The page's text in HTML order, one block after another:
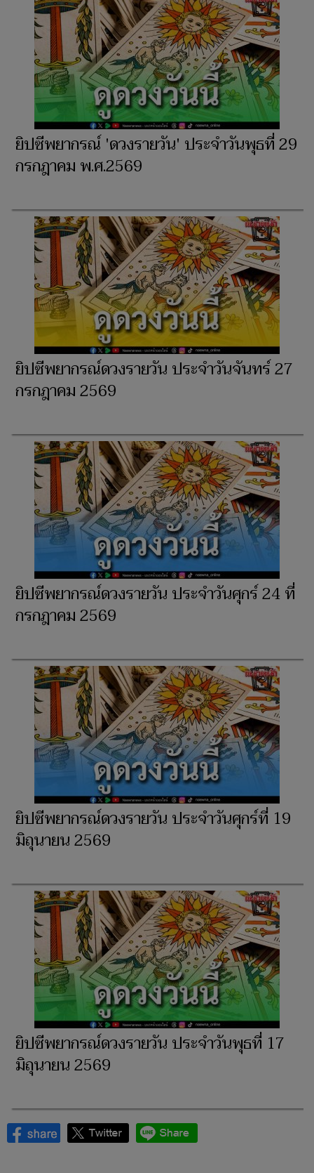
ยิปซีพยากรณ์ 'ดวงรายวัน' ประจำวันพุธที่ 29
กรกฎาคม พ.ศ.2569
ยิปซีพยากรณ์ดวงรายวัน ประจำวันจันทร์ 27
กรกฎาคม 2569
ยิปซีพยากรณ์ดวงรายวัน ประจำวันศุกร์ 24 ที่
กรกฎาคม 2569
ยิปซีพยากรณ์ดวงรายวัน ประจำวันศุกร์ที่ 19
มิถุนายน 2569
ยิปซีพยากรณ์ดวงรายวัน ประจำวันพุธที่ 17
มิถุนายน 2569